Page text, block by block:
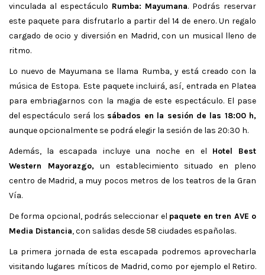
vinculada al espectáculo Rumba: Mayumana. Podrás reservar
este paquete para disfrutarlo a partir del 14 de enero. Un regalo
cargado de ocio y diversión en Madrid, con un musical lleno de
ritmo.
Lo nuevo de Mayumana se llama Rumba, y está creado con la
música de Estopa. Este paquete incluirá, así, entrada en Platea
para embriagarnos con la magia de este espectáculo. El pase
del espectáculo será los sábados en la sesión de las 18:00 h,
aunque opcionalmente se podrá elegir la sesión de las 20:30 h.
Además, la escapada incluye una noche en el Hotel Best
Western Mayorazgo,un establecimiento situado en pleno
centro de Madrid, a muy pocos metros de los teatros de la Gran
Vía.
De forma opcional, podrás seleccionar el paquete en tren AVE o
Media Distancia, con salidas desde 58 ciudades españolas.
La primera jornada de esta escapada podremos aprovecharla
visitando lugares míticos de Madrid, como por ejemplo el Retiro.